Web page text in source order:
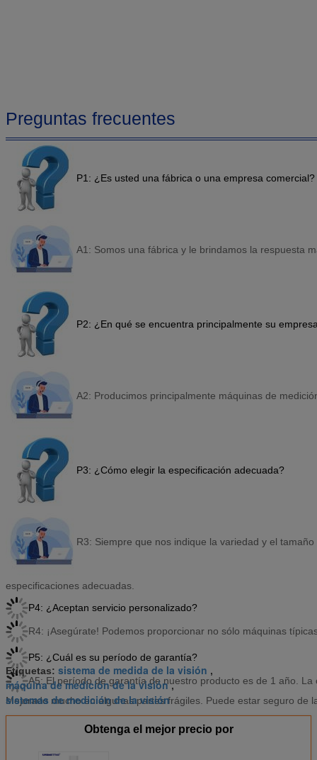
Preguntas frecuentes
P1: ¿Es usted una fábrica o una empresa comercial?
A1: Somos una fábrica y le brindamos la respuesta
P2: ¿En qué se encuentra principalmente su
A2: Producimos principalmente máquinas de
P3: ¿Cómo elegir la especificación adecuada?
R3: Siempre que nos indique la variedad y el
especificaciones adecuadas.
P4: ¿Aceptan servicio personalizado?
R4: ¡Asegúrate! Podemos proporcionar no sólo máquinas
P5: ¿Cuál es su período de garantía?
A5: El período de garantía de nuestro producto es de 1 año.
Mejorado mucho en algunas partes frágiles. Puede estar seguro de
Etiquetas: sistema de medida de la visión ,
máquina de medición de la visión,
sistemas de medición de la visión
Obtenga el mejor precio por